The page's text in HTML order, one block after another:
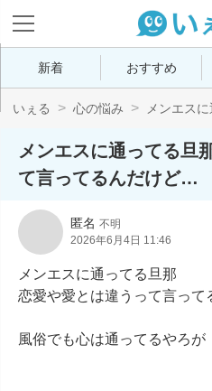
新着 おすすめ
いぇる 心の悩み メンエスに
メンエスに通ってる旦
て言ってるんだけど…
匿名 不明
2026年6月4日 11:46
メンエスに通ってる旦那
恋愛や愛とは違うって言って
風俗でも心は通ってるやろが